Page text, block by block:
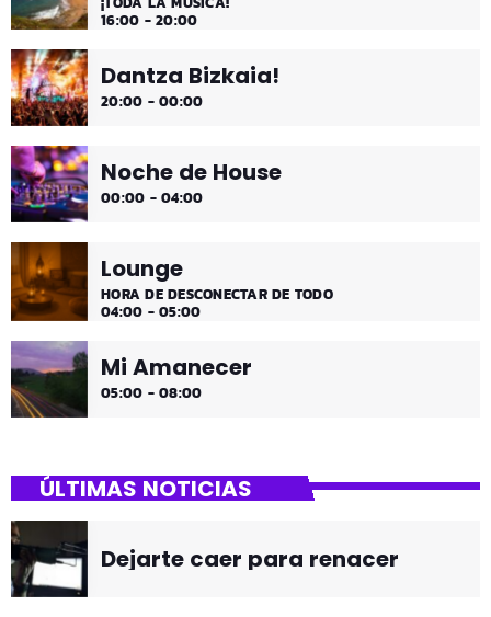
16:00 - 20:00
Dantza Bizkaia!
20:00 - 00:00
Noche de House
00:00 - 04:00
Lounge
HORA DE DESCONECTAR DE TODO
04:00 - 05:00
Mi Amanecer
05:00 - 08:00
ÚLTIMAS NOTICIAS
Dejarte caer para renacer